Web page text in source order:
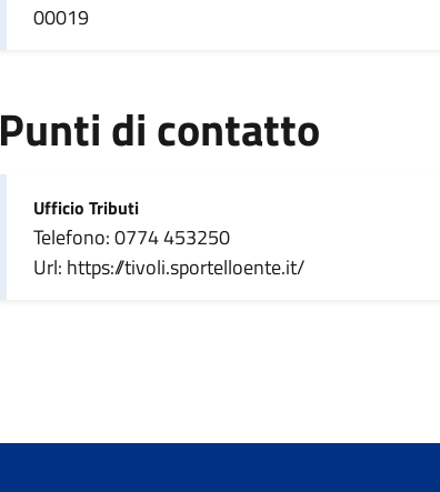
00019
Punti di contatto
Ufficio Tributi
Telefono: 0774 453250
Url: https://tivoli.sportelloente.it/